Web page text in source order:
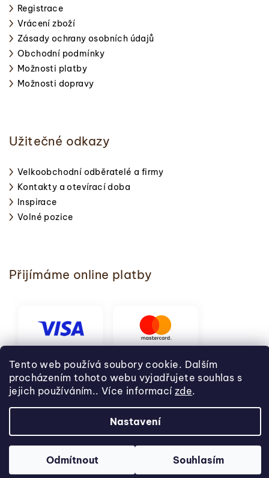
Tento web používá soubory cookie. Dalším
procházením tohoto webu vyjadřujete souhlas s
jejich používáním.. Více informací zde.
Nastavení
Odmítnout Souhlasím
Registrace
Vrácení zboží
Zásady ochrany osobních údajů
Obchodní podmínky
Možnosti platby
Možnosti dopravy
Užitečné odkazy
Velkoobchodní odběratelé a firmy
Kontakty a otevírací doba
Inspirace
Volné pozice
Přijímáme online platby
Copyright 2026Svět pečení. Všechna práva vyhrazena.
Vytvořil Shoptet